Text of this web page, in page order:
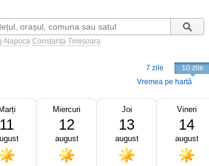
Napoca Constanța Timișoara
7 zile
10 zile
Vremea pe hartă
Marți
11
Miercuri
12
august
Joi
13
august
Vineri
14
august